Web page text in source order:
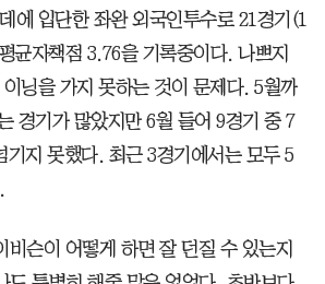
에 입단한 좌완 외국인투수로 21경기(1
균자책점 3.76을 기록중이다. 나쁘지
닝을 가지 못하는 것이 문제다. 5월까
경기가 많았지만 6월 들어 9경기 중 7
기지 못했다. 최근 3경기에서는 모두 5
비슨이 어떻게 하면 잘 던질 수 있는지